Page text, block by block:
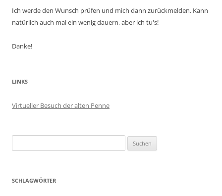
Ich werde den Wunsch prüfen und mich dann zurückmelden. Kann
natürlich auch mal ein wenig dauern, aber ich tu's!
Danke!
LINKS
Virtueller Besuch der alten Penne
nach:
SCHLAGWÖRTER